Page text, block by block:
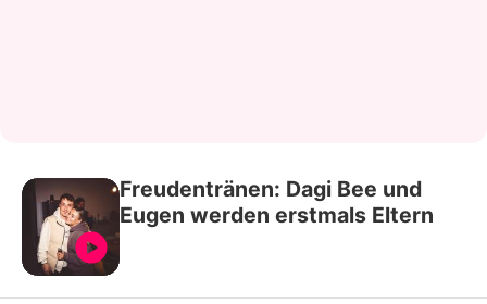
Freudentränen: Dagi Bee und
Eugen werden erstmals Eltern